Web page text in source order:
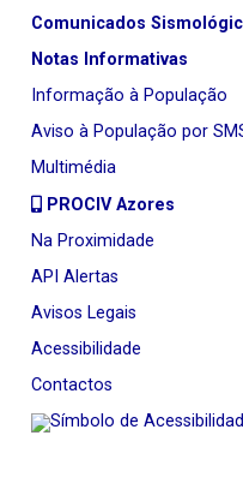
Comunicados
Notas Informativas
Informação à População
Aviso à População por
Multimédia
PROCIV Azores
Na Proximidade
API Alertas
Avisos Legais
Acessibilidade
Contactos